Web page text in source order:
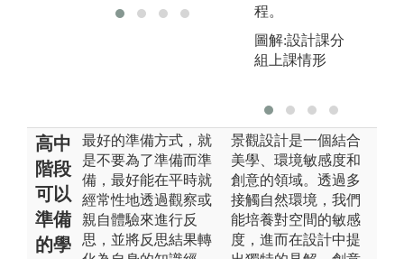
程。
圖解:設計課分
組上課情形
高中
階段
可以
準備
的學
最好的準備方式，就
是不要為了準備而準
備，最好能在平時就
經常性地透過觀察或
親自體驗來進行反
思，並將反思結果轉
景觀設計是一個結合
美學、環境敏感度和
創意的領域。透過多
接觸自然環境，我們
能培養對空間的敏感
度，進而在設計中提